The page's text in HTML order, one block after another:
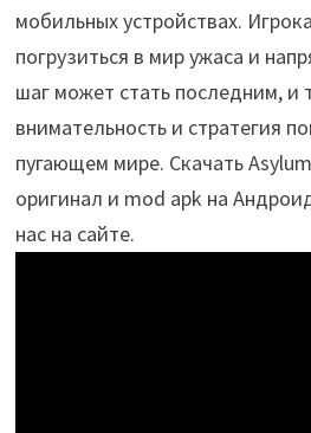
мобильных устройствах.
погрузиться в мир ужаса и
шаг может стать последним, и
внимательность и стратегия
пугающем мире. Скачать
оригинал и mod apk на
нас на сайте.